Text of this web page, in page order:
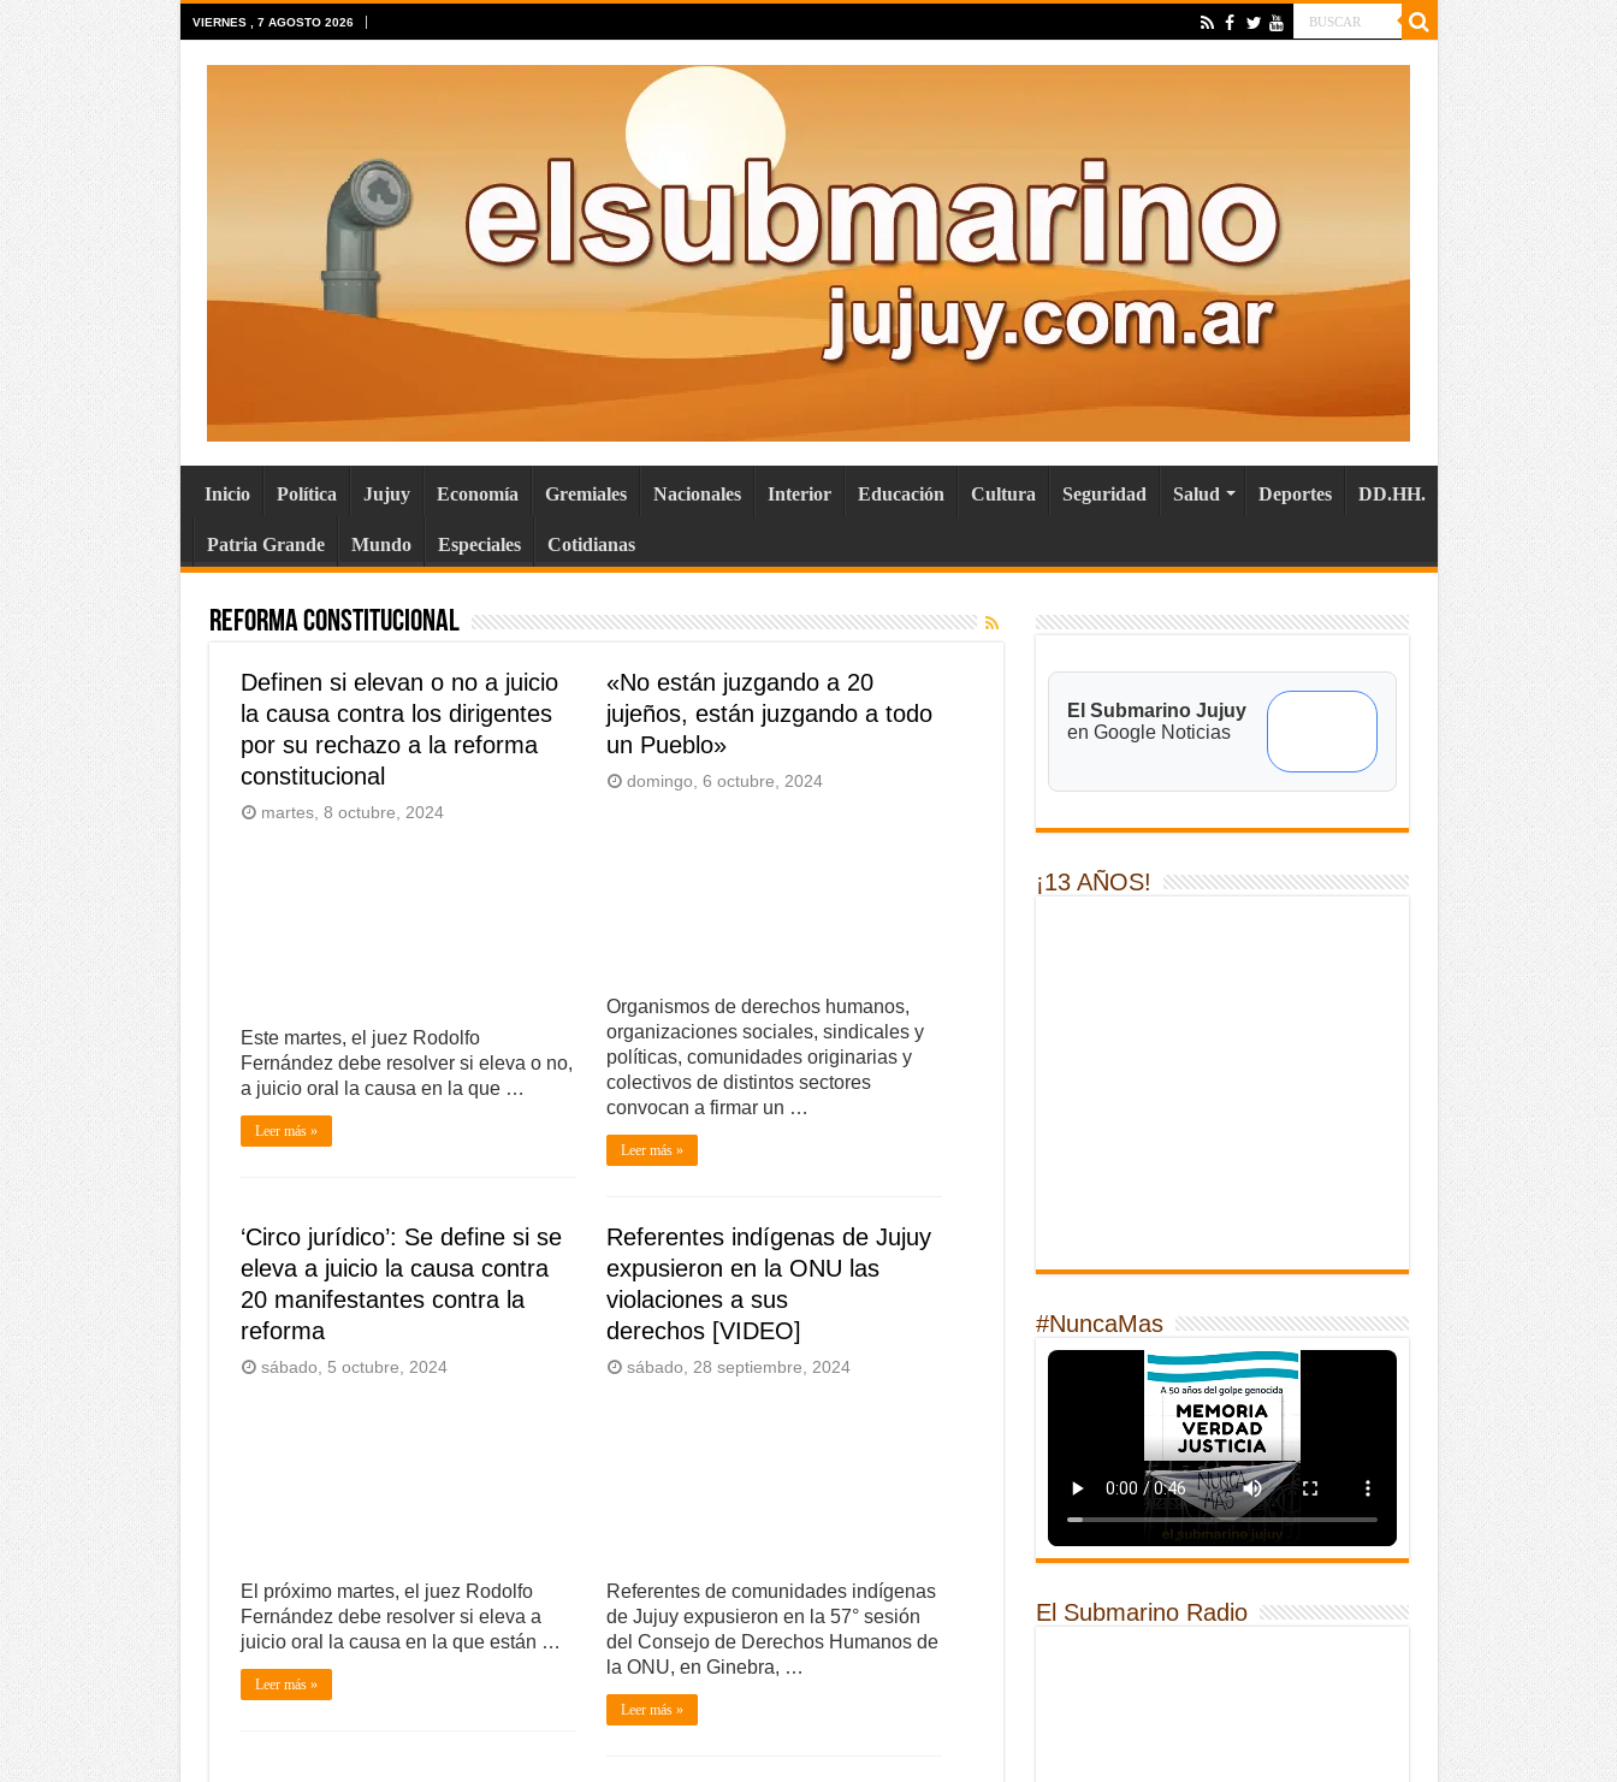
VIERNES , 7 AGOSTO 2026
Inicio Política Jujuy Economía Gremiales Nacionales Interior Educación Cultura Seguridad Salud Deportes DD.HH.
Patria Grande Mundo Especiales Cotidianas
Reforma Constitucional
Definen si elevan o no a juicio
la causa contra los dirigentes
por su rechazo a la reforma
constitucional
martes, 8 octubre, 2024
Este martes, el juez Rodolfo
Fernández debe resolver si eleva o no,
a juicio oral la causa en la que …
Leer más »
«No están juzgando a 20
jujeños, están juzgando a todo
un Pueblo»
domingo, 6 octubre, 2024
Organismos de derechos humanos,
organizaciones sociales, sindicales y
políticas, comunidades originarias y
colectivos de distintos sectores
convocan a firmar un …
Leer más »
‘Circo jurídico’: Se define si se
eleva a juicio la causa contra
20 manifestantes contra la
reforma
sábado, 5 octubre, 2024
El próximo martes, el juez Rodolfo
Fernández debe resolver si eleva a
juicio oral la causa en la que están …
Leer más »
Referentes indígenas de Jujuy
expusieron en la ONU las
violaciones a sus
derechos [VIDEO]
sábado, 28 septiembre, 2024
Referentes de comunidades indígenas
de Jujuy expusieron en la 57° sesión
del Consejo de Derechos Humanos de
la ONU, en Ginebra, …
Leer más »
El Submarino Jujuy
en Google Noticias
¡13 AÑOS!
#NuncaMas
El Submarino Radio